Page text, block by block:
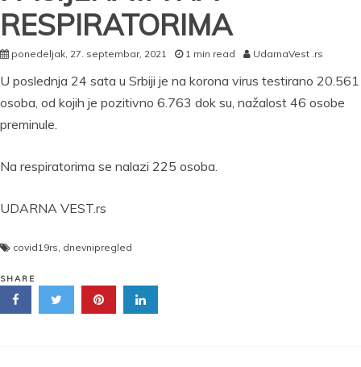
RESPIRATORIMA
ponedeljak, 27. septembar, 2021 1 min read UdarnaVest .rs
U poslednja 24 sata u Srbiji je na korona virus testirano 20.561
osoba, od kojih je pozitivno 6.763 dok su, nažalost 46 osobe
preminule.
Na respiratorima se nalazi 225 osoba.
UDARNA VEST.rs
covid19rs, dnevnipregled
SHARE